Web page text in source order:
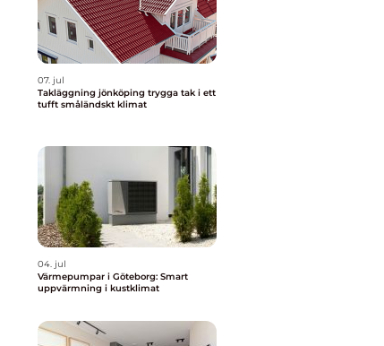
07. jul
Takläggning jönköping trygga tak i ett
tufft småländskt klimat
04. jul
Värmepumpar i Göteborg: Smart
uppvärmning i kustklimat